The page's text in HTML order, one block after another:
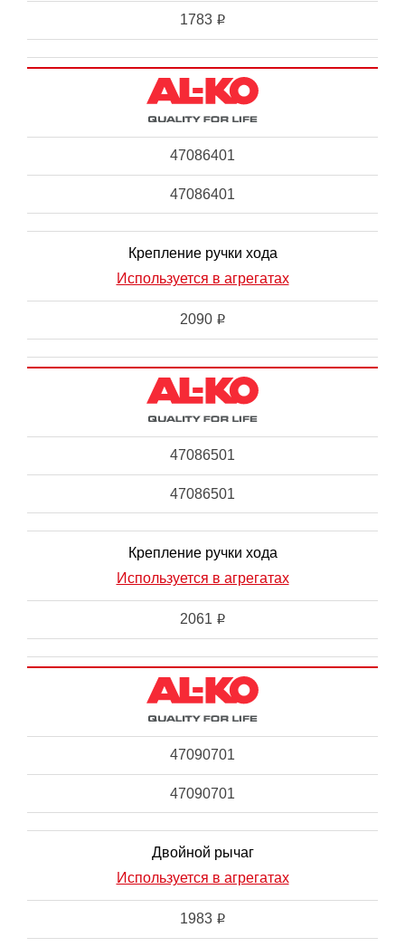
1783 i
47086401
47086401
Крепление ручки хода
Используется в агрегатах
2090 i
47086501
47086501
Крепление ручки хода
Используется в агрегатах
2061 i
47090701
47090701
Двойной рычаг
Используется в агрегатах
1983 i